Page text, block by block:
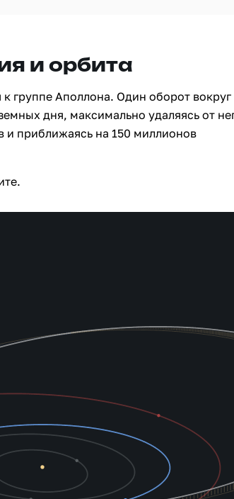
и орбита
к группе Аполлона. Один оборот вокруг
дня, максимально удаляясь от
и приближаясь на 150 миллионов